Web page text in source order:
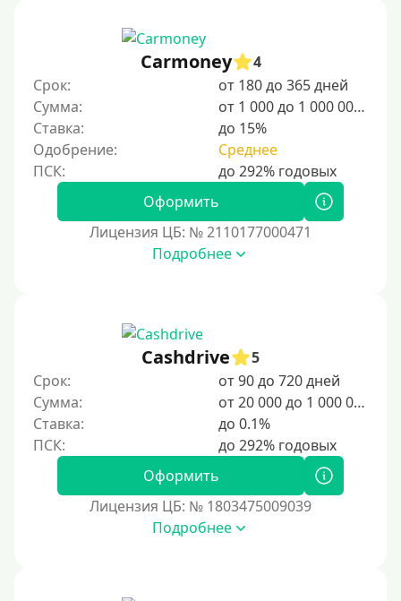
Для граждан Узбекистана, проживающих за рубежом
Сумма (рублей)
100 руб
200 руб
300 руб
2500 руб
3000 руб
4000 руб
Carmoney
4
Срок:
от 180 до 365 дней
Сумма:
от 1 000 до 1 000 000 ₽
Ставка:
до 15%
Одобрение:
Среднее
Оформить
Лицензия ЦБ: № 2110177000471
Подробнее
Cashdrive
5
Срок:
от 90 до 720 дней
Сумма:
от 20 000 до 1 000 000 ₽
Ставка:
до 0.1%
Оформить
Лицензия ЦБ: № 1803475009039
Подробнее